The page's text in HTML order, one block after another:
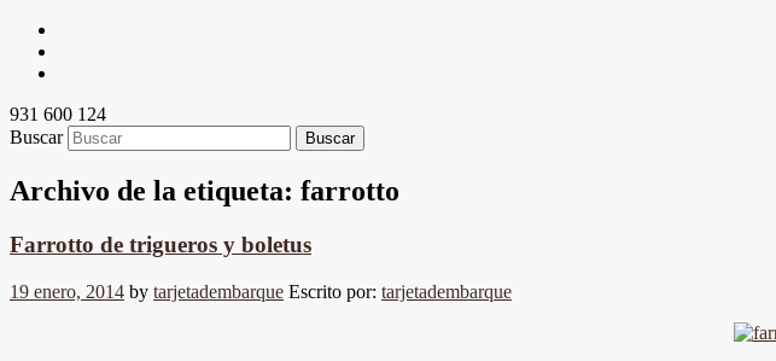
931 600 124
Buscar
Archivo de la etiqueta: farrotto
Farrotto de trigueros y boletus
19 enero, 2014 by tarjetadembarque Escrito por: tarjetadembarque